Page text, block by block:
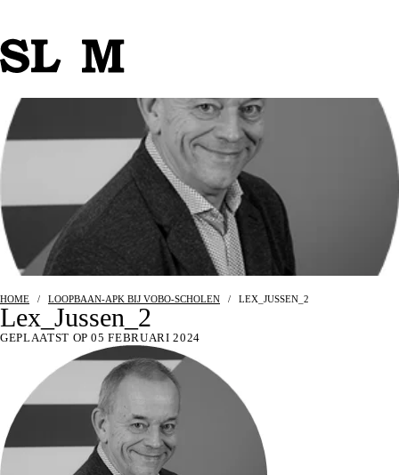
HOME / LOOPBAAN-APK BIJ VOBO-SCHOLEN / LEX_JUSSEN_2
Lex_Jussen_2
GEPLAATST OP 05 FEBRUARI 2024